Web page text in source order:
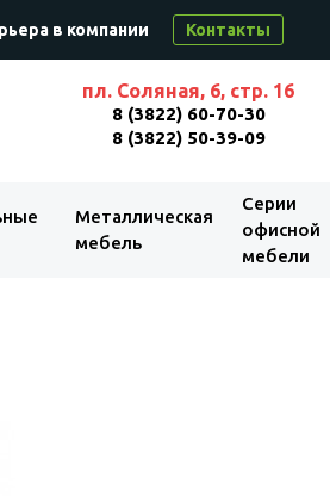
в компании Контакты
пл. Соляная, 6, стр. 16
8 (3822) 60-70-30
8 (3822) 50-39-09
Металлическая
мебель
Серии
офисной
мебели